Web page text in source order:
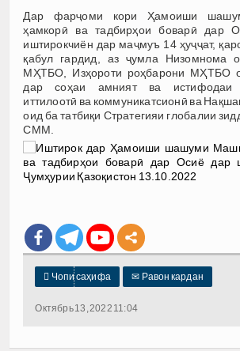
Дар фарҷоми кори Ҳамоиши
ҳамкорӣ ва тадбирҳои боварӣ дар
иштирокчиён дар маҷмуъ 14 ҳуҷҷат,
қабул гардид, аз ҷумла Низомнома
МҲТБО, Изҳороти роҳбарони МҲТБО
дар соҳаи амният ва истифодаи
иттилоотӣ ва коммуникатсионӣ ва
оид ба татбиқи Стратегияи глобалии
СММ.
 Чопи саҳифа ✉ Равон кардан
Октябрь 13, 2022 11:04